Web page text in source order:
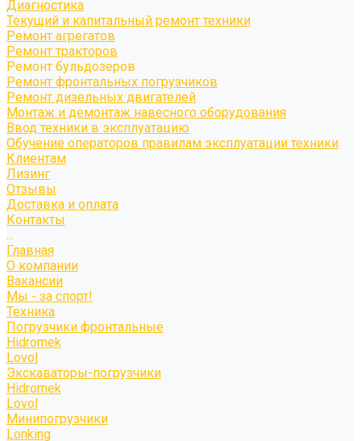
Диагностика
Текущий и капитальный ремонт техники
Ремонт агрегатов
Ремонт тракторов
Ремонт бульдозеров
Ремонт фронтальных погрузчиков
Ремонт дизельных двигателей
Монтаж и демонтаж навесного оборудования
Ввод техники в эксплуатацию
Обучение операторов правилам эксплуатации техники
Клиентам
Лизинг
Отзывы
Доставка и оплата
Контакты
...
Главная
О компании
Вакансии
Мы - за спорт!
Техника
Погрузчики фронтальные
Hidromek
Lovol
Экскаваторы-погрузчики
Hidromek
Lovol
Минипогрузчики
Lonking